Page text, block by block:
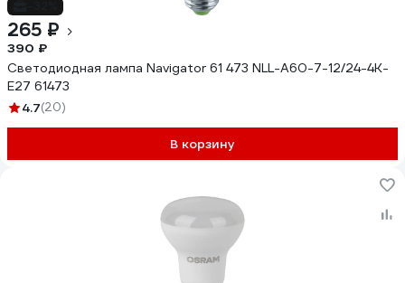
265 ₽
390 ₽
Светодиодная лампа Navigator 61 473 NLL-A60-7-12/24-4K-
E27 61473
4.7(20)
В корзину